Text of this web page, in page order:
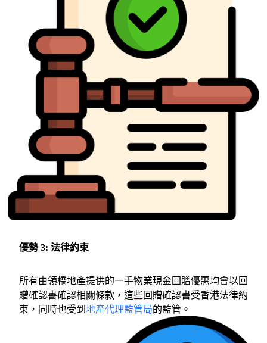
優勢 3: 法律約束
所有由領橋地產提供的一手物業現金回贈優惠均會以回
贈確認書確認相關條款，這些回贈確認書受香港法律約
束，同時也受到 地產代理監管局的監管。